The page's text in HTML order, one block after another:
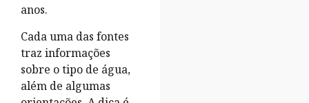
anos.
Cada uma das fontes
traz informações
sobre o tipo de água,
além de algumas